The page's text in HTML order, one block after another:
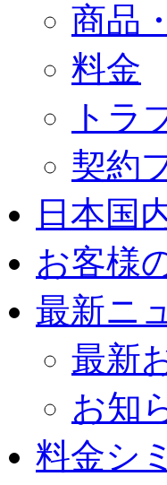
商品
料金
トラ
契約
日本国
お客様
最新ニ
最新
お知
料金シ